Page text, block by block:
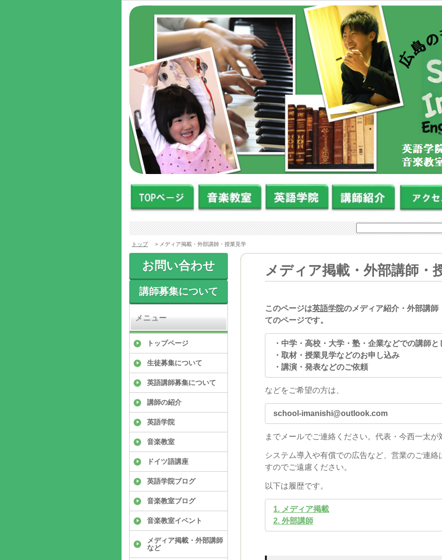
トップ > メディア掲載・外部講師・授業見学
お問い合わせ
講師募集について
メニュー
トップページ
生徒募集について
英語講師募集について
講師の紹介
英語学院
音楽教室
ドイツ語講座
英語学院ブログ
音楽教室ブログ
音楽教室イベント
メディア掲載・外部講師
など
メディア掲載・外部講師・
このページは英語学院のメディア紹介・外部講師
てのページです。
・中学・高校・大学・塾・企業などでの講師と
・取材・授業見学などのお申し込み
・講演・発表などのご依頼
などをご希望の方は、
school-imanishi@outlook.com
までメールでご連絡ください。代表・今西一太が
システム導入や有償での広告など、営業のご連絡
すのでご遠慮ください。
以下は履歴です。
1. メディア掲載
2. 外部講師